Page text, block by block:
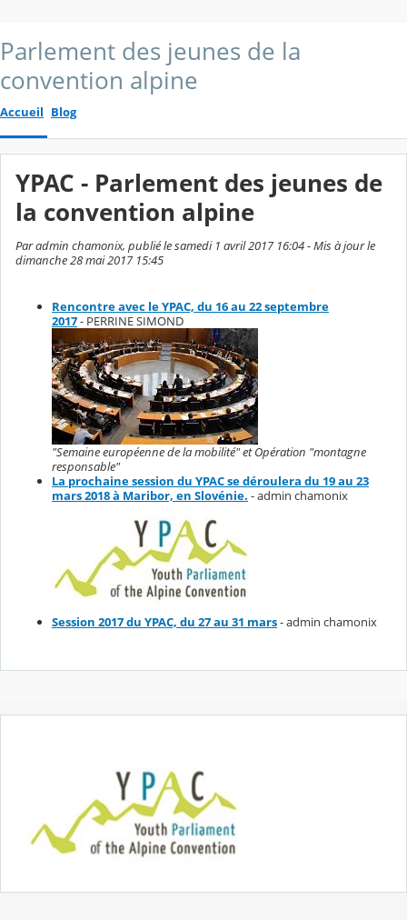
Parlement des jeunes de la
convention alpine
Accueil Blog
YPAC - Parlement des jeunes de
la convention alpine
Par admin chamonix, publié le samedi 1 avril 2017 16:04 - Mis à jour le
dimanche 28 mai 2017 15:45
Rencontre avec le YPAC, du 16 au 22 septembre
2017- PERRINE SIMOND
"Semaine européenne de la mobilité" et Opération "montagne
responsable"
La prochaine session du YPAC se déroulera du 19 au 23
mars 2018 à Maribor, en Slovénie. - admin chamonix
Session 2017 du YPAC, du 27 au 31 mars- admin chamonix